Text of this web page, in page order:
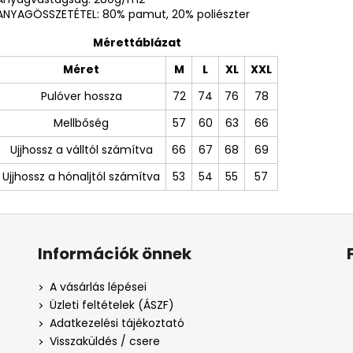
80% pamut, 20% poliészter
Mérettáblázat
Méret
M L XL
XXL
Pulóver hossza
72 74 76
78
Mellbőség
57 60 63
66
Ujjhossz a válltól számítva
66 67 68
69
Ujjhossz a hónaljtól számítva
53 54 55 57
Információk önnek
A vásárlás lépései
Üzleti feltételek (ÁSZF)
Adatkezelési tájékoztató
Visszaküldés / csere